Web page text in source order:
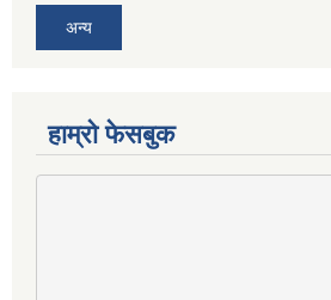
अन्य
हाम्राे फेसबुक